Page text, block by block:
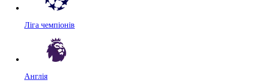
Ліга чемпіонів
Англія